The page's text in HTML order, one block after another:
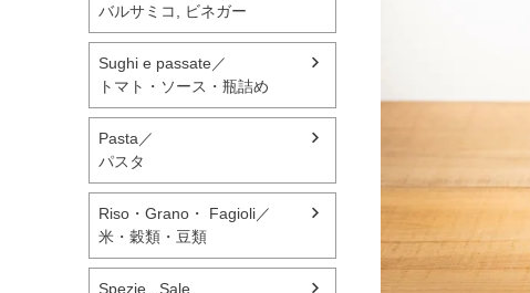
バルサミコ, ビネガー
Sughi e passate／
トマト・ソース・瓶詰め
Pasta／
パスタ
Riso・Grano・ Fagioli／
米・穀類・豆類
Spezie , Sale